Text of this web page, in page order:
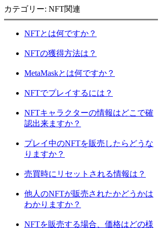
カテゴリー: NFT関連
NFTとは何ですか？
NFTの獲得方法は？
MetaMaskとは何ですか？
NFTでプレイするには？
NFTキャラクターの情報はどこで確
認出来ますか？
プレイ中のNFTを販売したらどうな
りますか？
売買時にリセットされる情報は？
他人のNFTが販売されたかどうかは
わかりますか？
NFTを販売する場合、価格はどの様